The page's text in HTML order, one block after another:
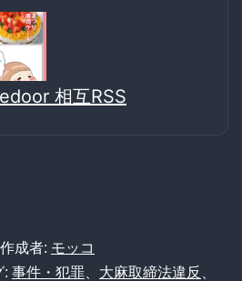
相互RSS
作成者: モッコ
: 事件・犯罪 大麻取締法違反